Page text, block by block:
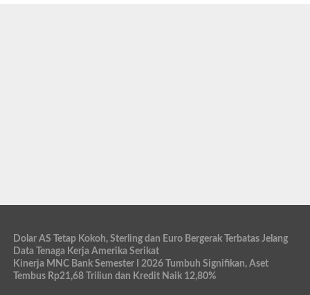
Dolar AS Tetap Kokoh, Sterling dan Euro Bergerak Terbatas Jelang
Data Tenaga Kerja Amerika Serikat
Kinerja MNC Bank Semester I 2026 Tumbuh Signifikan, Aset
Tembus Rp21,68 Triliun dan Kredit Naik 12,80%